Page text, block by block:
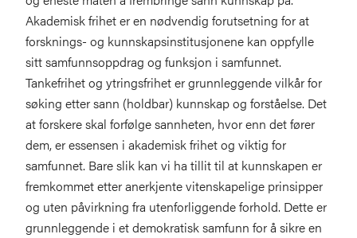
Akademisk frihet er en nødvendig forutsetning for at
forsknings- og kunnskapsinstitusjonene kan oppfylle
sitt samfunnsoppdrag og funksjon i samfunnet.
Tankefrihet og ytringsfrihet er grunnleggende vilkår for
søking etter sann (holdbar) kunnskap og forståelse. Det
at forskere skal forfølge sannheten, hvor enn det fører
dem, er essensen i akademisk frihet og viktig for
samfunnet. Bare slik kan vi ha tillit til at kunnskapen er
fremkommet etter anerkjente vitenskapelige prinsipper
og uten påvirkning fra utenforliggende forhold. Dette er
grunnleggende i et demokratisk samfunn for å sikre en